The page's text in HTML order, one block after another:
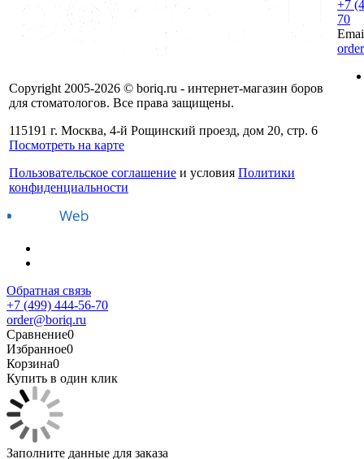
Copyright 2005-2026 © boriq.ru - интернет-магазин боров
для стоматологов. Все права защищены.
115191 г. Москва, 4-й Рощинский проезд, дом 20, стр. 6
Посмотреть на карте
Пользовательское соглашение и условия Политики
конфиденциальности
+7
70
Обратная связь
+7 (499) 444-56-70
order@boriq.ru
Сравнение0
Избранное0
Корзина0
Купить в один клик
Заполните данные для заказа